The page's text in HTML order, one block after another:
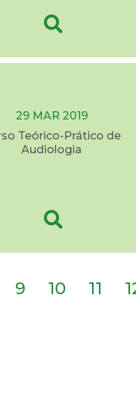
29 MAR 2019
Teórico-Prático de
Audiologia
9 10 11